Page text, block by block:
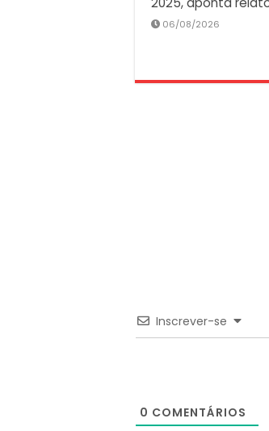
06/08/2026
Inscrever-se
0 COMENTÁRIOS